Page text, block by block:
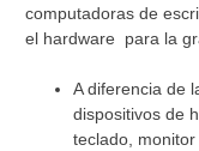
computadoras de
el hardware para la
A diferencia de
dispositivos de
teclado,